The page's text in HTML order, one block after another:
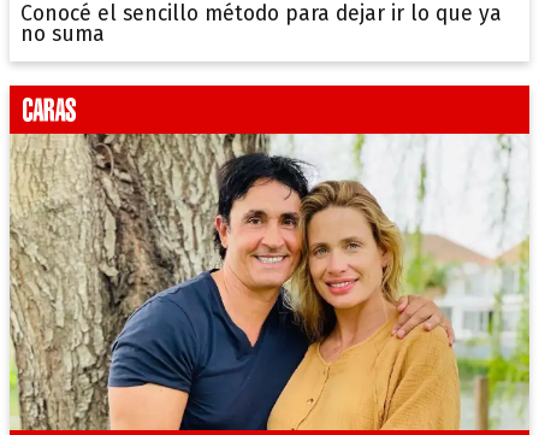
Conocé el sencillo método para dejar ir lo que ya
no suma